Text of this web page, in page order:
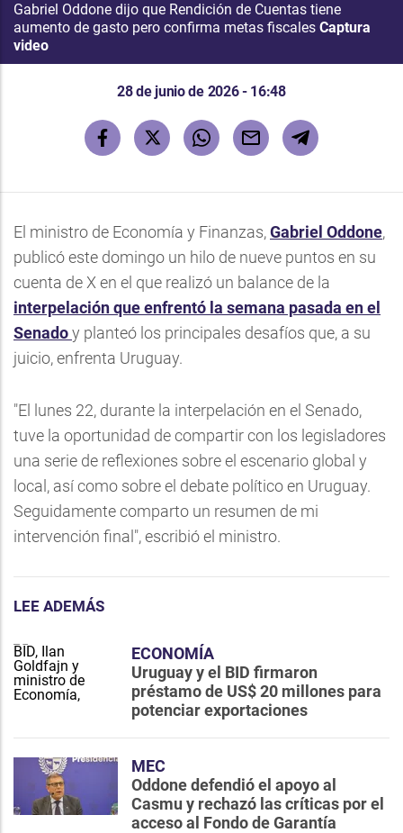
Gabriel Oddone dijo que Rendición de Cuentas tiene
aumento de gasto pero confirma metas fiscales Captura
video
28 de junio de 2026 - 16:48
El ministro de Economía y Finanzas,Gabriel Oddone,
publicó este domingo un hilo de nueve puntos en su
cuenta de X en el que realizó un balance de la
interpelación que enfrentó la semana pasada en el
Senadoy planteó los principales desafíos que, a su
juicio, enfrenta Uruguay.
"El lunes 22, durante la interpelación en el Senado,
tuve la oportunidad de compartir con los legisladores
una serie de reflexiones sobre el escenario global y
local, así como sobre el debate político en Uruguay.
Seguidamente comparto un resumen de mi
intervención final", escribió el ministro.
LEE ADEMÁS
ECONOMÍA
Uruguay y el BID firmaron
préstamo de US$ 20 millones para
potenciar exportaciones
MEC
Oddone defendió el apoyo al
Casmu y rechazó las críticas por el
acceso al Fondo de Garantía